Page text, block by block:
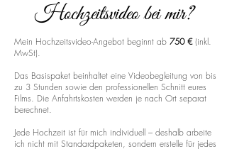
Hochzeitsvideo bei mir?
Mein Hochzeitsvideo-Angebot beginnt ab 750 € (inkl.
MwSt).
Das Basispaket beinhaltet eine Videobegleitung von bis
zu 3 Stunden sowie den professionellen Schnitt eures
Films. Die Anfahrtskosten werden je nach Ort separat
berechnet.
Jede Hochzeit ist für mich individuell – deshalb arbeite
ich nicht mit Standardpaketen, sondern erstelle für jedes